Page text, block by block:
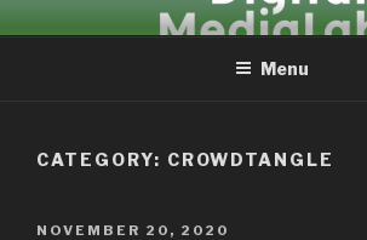
to
DIGITALMEDIALAB
Menu
CATEGORY: CROWDTANGLE
POSTED
NOVEMBER 20, 2020